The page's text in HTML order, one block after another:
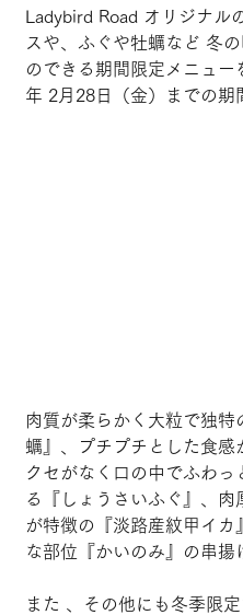
Ladybird Road オリジナル
スや、ふぐや牡蠣など 冬
のできる期間限定メニュ
年 2月28日（金）までの期
肉質が柔らかく大粒で独
蠣』、プチプチとした食感
クセがなく口の中でふわ
る『しょうさいふぐ』、
が特徴の『淡路産紋甲イ
な部位『かいのみ』の串揚
また 、その他にも冬季限